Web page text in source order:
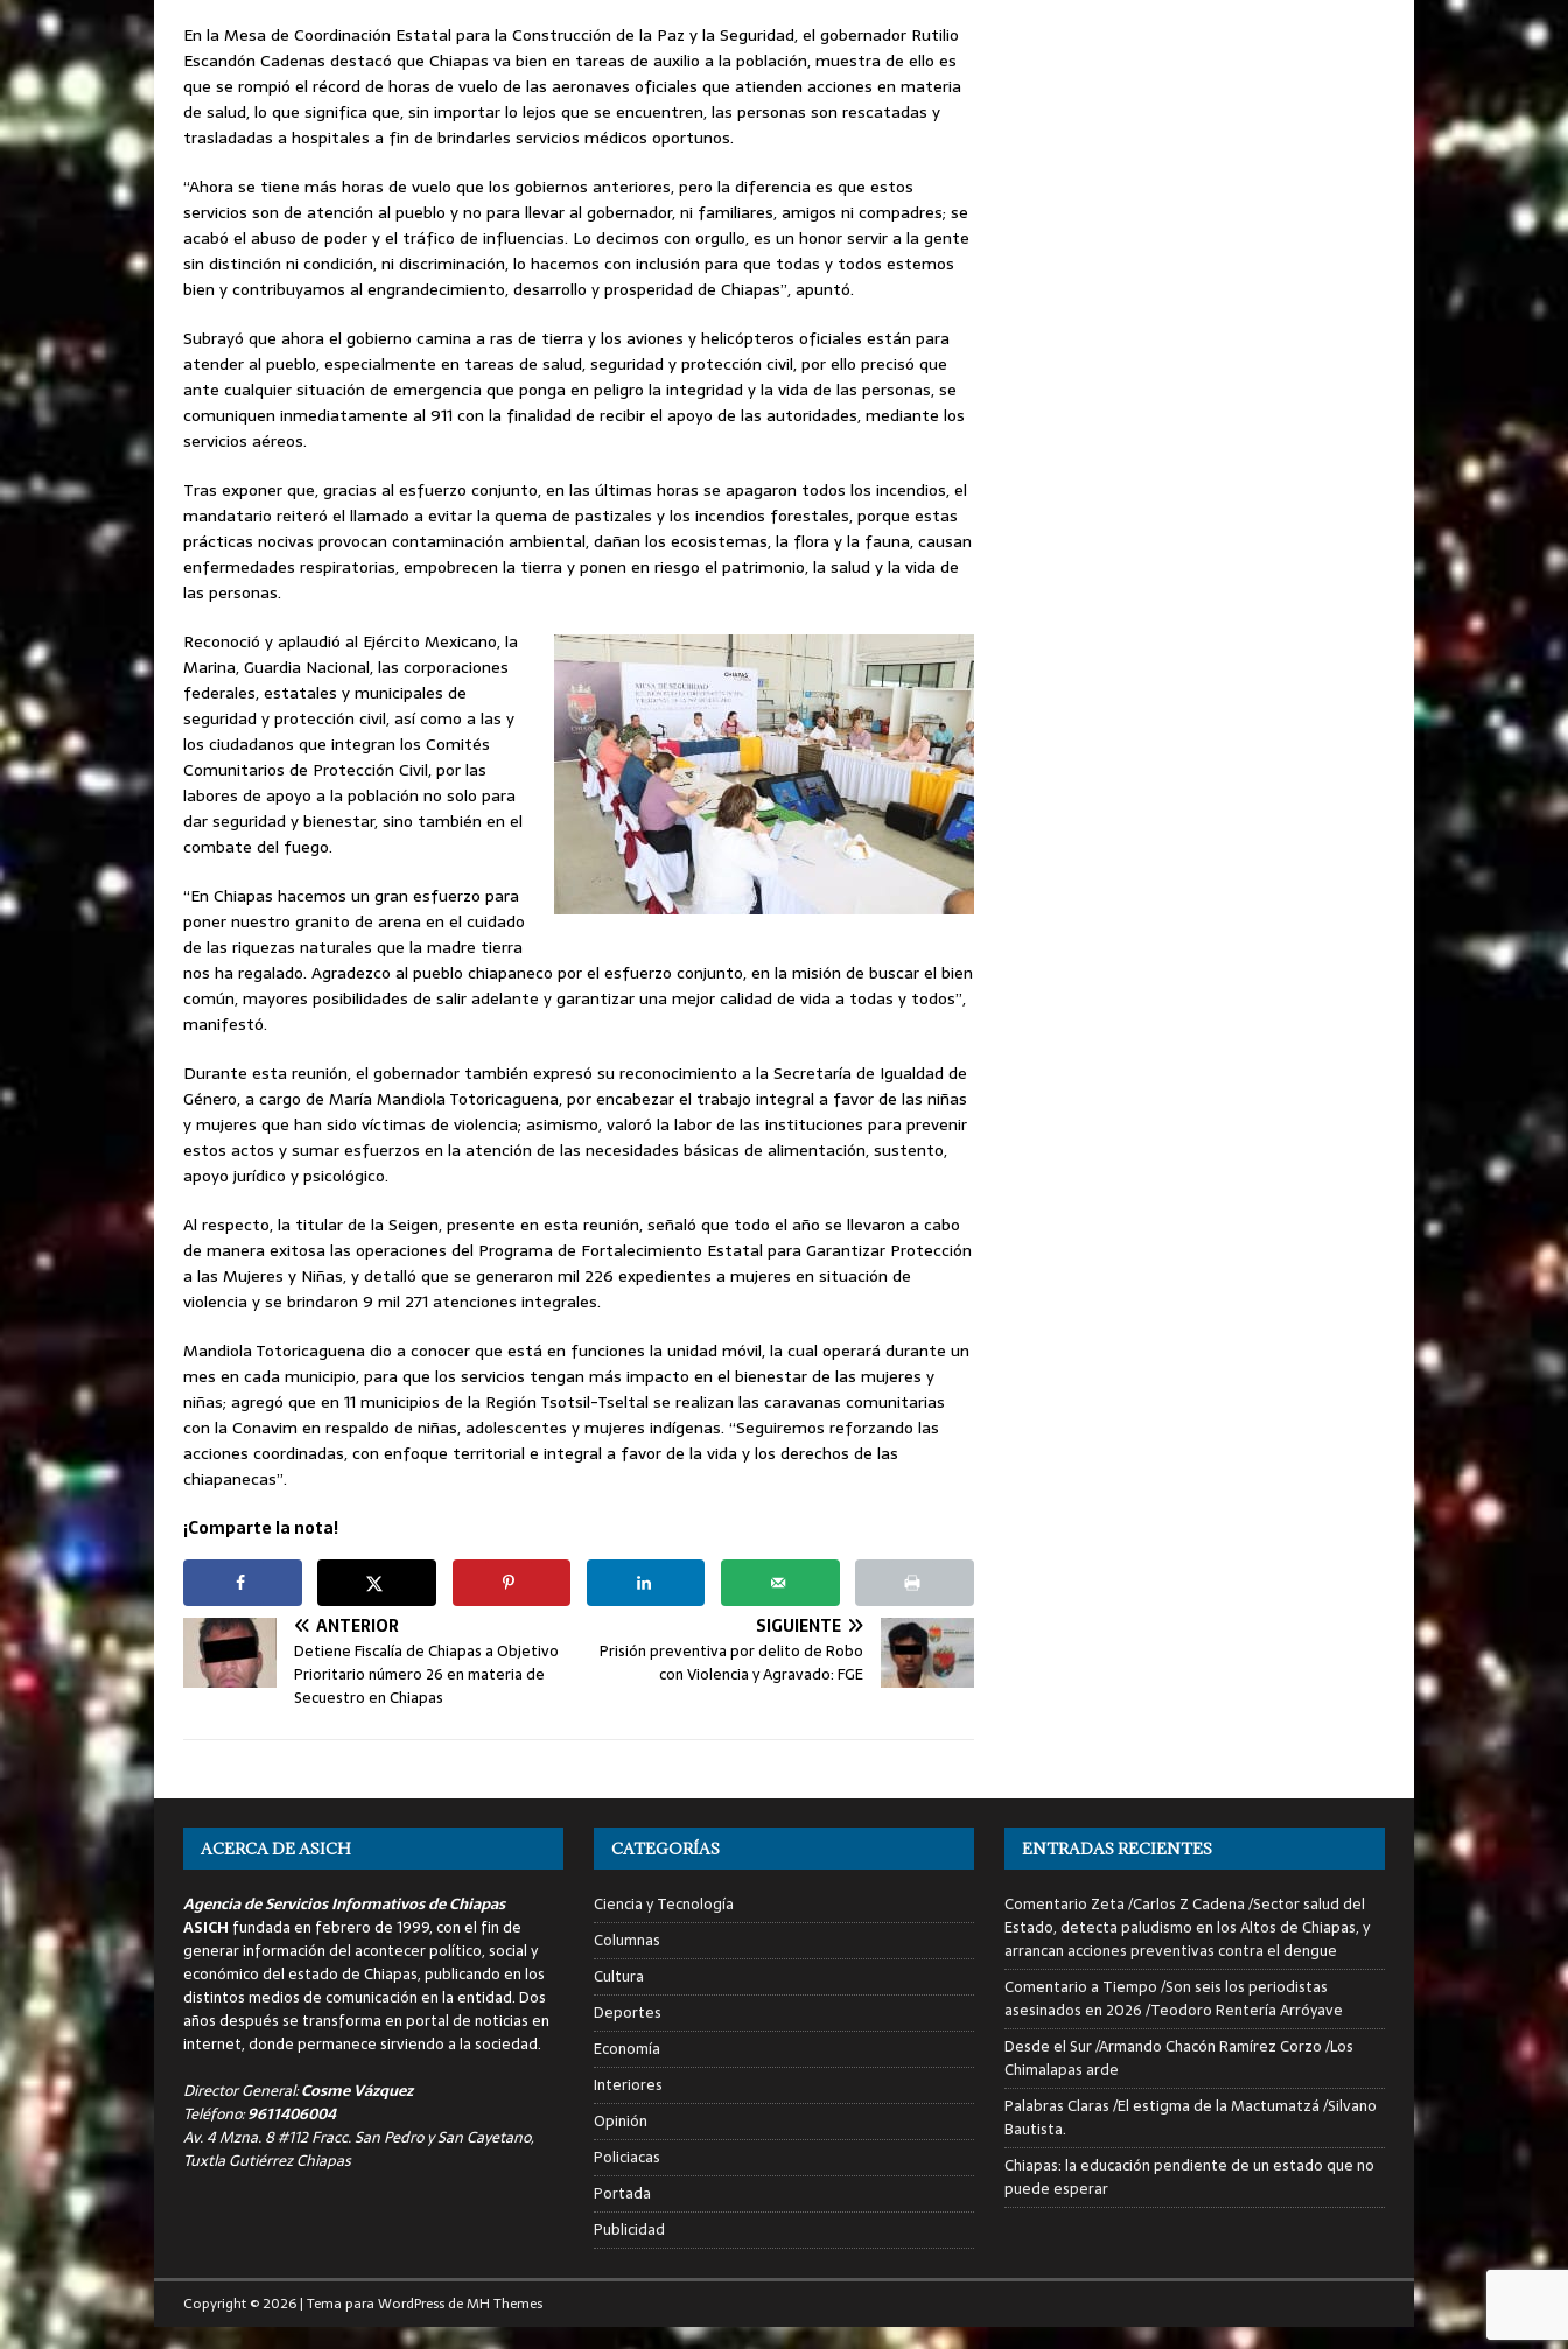
En la Mesa de Coordinación Estatal para la Construcción de la Paz y la Seguridad, el gobernador Rutilio
Escandón Cadenas destacó que Chiapas va bien en tareas de auxilio a la población, muestra de ello es
que se rompió el récord de horas de vuelo de las aeronaves oficiales que atienden acciones en materia
de salud, lo que significa que, sin importar lo lejos que se encuentren, las personas son rescatadas y
trasladadas a hospitales a fin de brindarles servicios médicos oportunos.
“Ahora se tiene más horas de vuelo que los gobiernos anteriores, pero la diferencia es que estos
servicios son de atención al pueblo y no para llevar al gobernador, ni familiares, amigos ni compadres; se
acabó el abuso de poder y el tráfico de influencias. Lo decimos con orgullo, es un honor servir a la gente
sin distinción ni condición, ni discriminación, lo hacemos con inclusión para que todas y todos estemos
bien y contribuyamos al engrandecimiento, desarrollo y prosperidad de Chiapas”, apuntó.
Subrayó que ahora el gobierno camina a ras de tierra y los aviones y helicópteros oficiales están para
atender al pueblo, especialmente en tareas de salud, seguridad y protección civil, por ello precisó que
ante cualquier situación de emergencia que ponga en peligro la integridad y la vida de las personas, se
comuniquen inmediatamente al 911 con la finalidad de recibir el apoyo de las autoridades, mediante los
servicios aéreos.
Tras exponer que, gracias al esfuerzo conjunto, en las últimas horas se apagaron todos los incendios, el
mandatario reiteró el llamado a evitar la quema de pastizales y los incendios forestales, porque estas
prácticas nocivas provocan contaminación ambiental, dañan los ecosistemas, la flora y la fauna, causan
enfermedades respiratorias, empobrecen la tierra y ponen en riesgo el patrimonio, la salud y la vida de
las personas.
Reconoció y aplaudió al Ejército Mexicano, la
Marina, Guardia Nacional, las corporaciones
federales, estatales y municipales de
seguridad y protección civil, así como a las y
los ciudadanos que integran los Comités
Comunitarios de Protección Civil, por las
labores de apoyo a la población no solo para
dar seguridad y bienestar, sino también en el
combate del fuego.
“En Chiapas hacemos un gran esfuerzo para
poner nuestro granito de arena en el cuidado
de las riquezas naturales que la madre tierra
nos ha regalado. Agradezco al pueblo chiapaneco por el esfuerzo conjunto, en la misión de buscar el bien
común, mayores posibilidades de salir adelante y garantizar una mejor calidad de vida a todas y todos”,
manifestó.
Durante esta reunión, el gobernador también expresó su reconocimiento a la Secretaría de Igualdad de
Género, a cargo de María Mandiola Totoricaguena, por encabezar el trabajo integral a favor de las niñas
y mujeres que han sido víctimas de violencia; asimismo, valoró la labor de las instituciones para prevenir
estos actos y sumar esfuerzos en la atención de las necesidades básicas de alimentación, sustento,
apoyo jurídico y psicológico.
Al respecto, la titular de la Seigen, presente en esta reunión, señaló que todo el año se llevaron a cabo
de manera exitosa las operaciones del Programa de Fortalecimiento Estatal para Garantizar Protección
a las Mujeres y Niñas, y detalló que se generaron mil 226 expedientes a mujeres en situación de
violencia y se brindaron 9 mil 271 atenciones integrales.
Mandiola Totoricaguena dio a conocer que está en funciones la unidad móvil, la cual operará durante un
mes en cada municipio, para que los servicios tengan más impacto en el bienestar de las mujeres y
niñas; agregó que en 11 municipios de la Región Tsotsil-Tseltal se realizan las caravanas comunitarias
con la Conavim en respaldo de niñas, adolescentes y mujeres indígenas. “Seguiremos reforzando las
acciones coordinadas, con enfoque territorial e integral a favor de la vida y los derechos de las
chiapanecas”.
¡Comparte la nota!
ANTERIOR
Detiene Fiscalía de Chiapas a Objetivo
Prioritario número 26 en materia de
Secuestro en Chiapas
SIGUIENTE
Prisión preventiva por delito de Robo
con Violencia y Agravado: FGE
ACERCA DE ASICH
Agencia de Servicios Informativos de Chiapas
ASICH fundada en febrero de 1999, con el fin de
generar información del acontecer político, social y
económico del estado de Chiapas, publicando en los
distintos medios de comunicación en la entidad. Dos
años después se transforma en portal de noticias en
internet, donde permanece sirviendo a la sociedad.
Director General:Cosme Vázquez
Teléfono:9611406004
Av. 4 Mzna. 8 #112 Fracc. San Pedro y San Cayetano,
Tuxtla Gutiérrez Chiapas
CATEGORÍAS
Ciencia y Tecnología
Columnas
Cultura
Deportes
Economía
Interiores
Opinión
Policiacas
Portada
Publicidad
ENTRADAS RECIENTES
Comentario Zeta /Carlos Z Cadena /Sector salud del
Estado, detecta paludismo en los Altos de Chiapas, y
arrancan acciones preventivas contra el dengue
Comentario a Tiempo /Son seis los periodistas
asesinados en 2026 /Teodoro Rentería Arróyave
Desde el Sur /Armando Chacón Ramírez Corzo /Los
Chimalapas arde
Palabras Claras /El estigma de la Mactumatzá /Silvano
Bautista.
Chiapas: la educación pendiente de un estado que no
puede esperar
Copyright © 2026 | Tema para WordPress deMH Themes